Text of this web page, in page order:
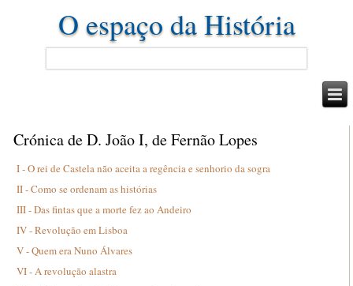
O espaço da História
Crónica de D. João I, de Fernão Lopes
I - O rei de Castela não aceita a regência e senhorio da sogra
II - Como se ordenam as histórias
III - Das fintas que a morte fez ao Andeiro
IV - Revolução em Lisboa
V - Quem era Nuno Álvares
VI - A revolução alastra